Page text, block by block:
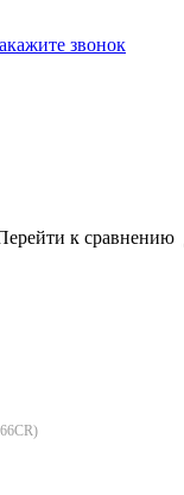
звонок
к сравнению
)